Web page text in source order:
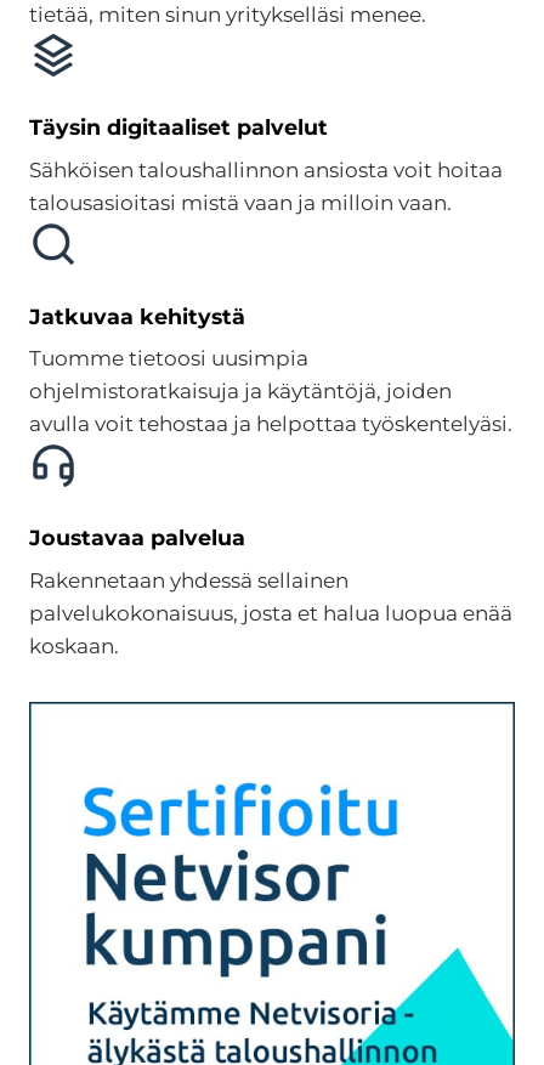
tietää, miten sinun yritykselläsi menee.
Täysin digitaaliset palvelut
Sähköisen taloushallinnon ansiosta voit hoitaa
talousasioitasi mistä vaan ja milloin vaan.
Jatkuvaa kehitystä
Tuomme tietoosi uusimpia
ohjelmistoratkaisuja ja käytäntöjä, joiden
avulla voit tehostaa ja helpottaa työskentelyäsi.
Joustavaa palvelua
Rakennetaan yhdessä sellainen
palvelukokonaisuus, josta et halua luopua enää
koskaan.